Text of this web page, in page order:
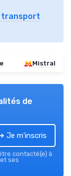
transport
Mistral
de
Je m'inscris
contacté(e) à
ses